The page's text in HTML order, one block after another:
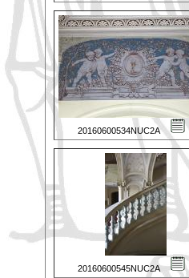
20160600534NUC2A
20160600545NUC2A